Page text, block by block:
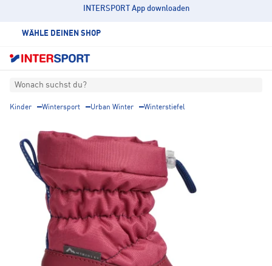
INTERSPORT App downloaden
WÄHLE DEINEN SHOP
Wonach suchst du?
Kinder Wintersport Urban Winter Winterstiefel